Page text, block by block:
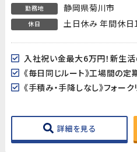
勤務地
静岡県菊川市
休日 土日休み 年間休日
詳細を見る